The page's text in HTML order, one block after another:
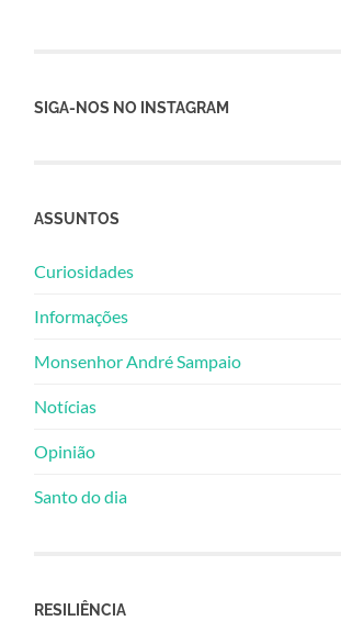
SIGA-NOS NO INSTAGRAM
ASSUNTOS
Curiosidades
Informações
Monsenhor André Sampaio
Notícias
Opinião
Santo do dia
RESILIÊNCIA